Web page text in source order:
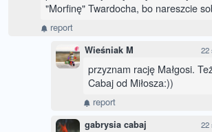
"Morfinę" Twardocha, bo nareszcie
report
Wieśniak M 22
przyznam rację Małgosi.
Cabaj od Miłosza:))
report
gabrysia cabaj 22